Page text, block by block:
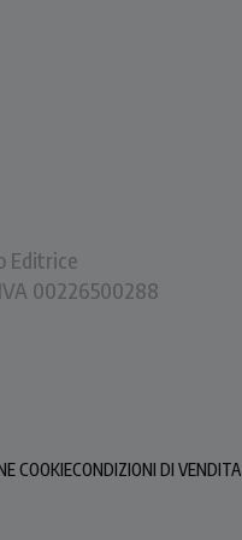
Editrice
00226500288
COOKIECONDIZIONI DI VENDITA